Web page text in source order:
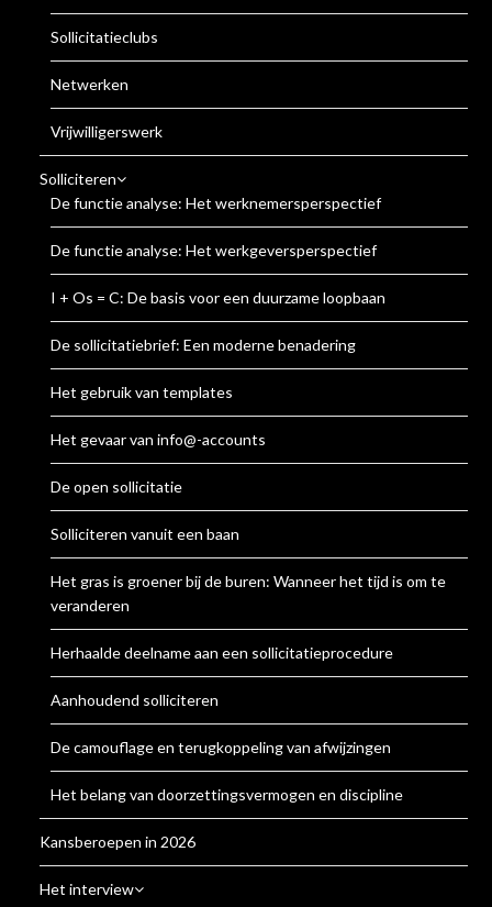
Sollicitatieclubs
Netwerken
Vrijwilligerswerk
Solliciteren
De functie analyse: Het werknemersperspectief
De functie analyse: Het werkgeversperspectief
I + Os = C: De basis voor een duurzame loopbaan
De sollicitatiebrief: Een moderne benadering
Het gebruik van templates
Het gevaar van info@-accounts
De open sollicitatie
Solliciteren vanuit een baan
Het gras is groener bij de buren: Wanneer het tijd is om te
veranderen
Herhaalde deelname aan een sollicitatieprocedure
Aanhoudend solliciteren
De camouflage en terugkoppeling van afwijzingen
Het belang van doorzettingsvermogen en discipline
Kansberoepen in 2026
Het interview